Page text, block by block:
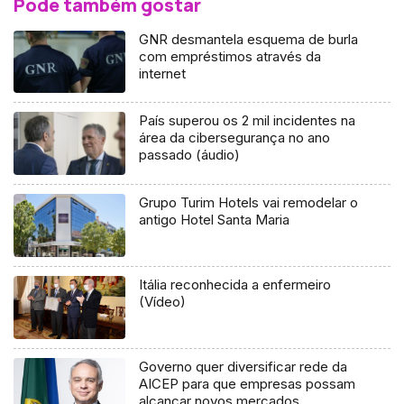
GNR desmantela esquema de burla
com empréstimos através da
internet
País superou os 2 mil incidentes na
área da cibersegurança no ano
passado (áudio)
Grupo Turim Hotels vai remodelar o
antigo Hotel Santa Maria
Itália reconhecida a enfermeiro
(Vídeo)
Governo quer diversificar rede da
AICEP para que empresas possam